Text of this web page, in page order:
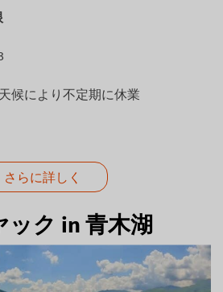
候により不定期に休業
さらに詳しく
ック in 青木湖